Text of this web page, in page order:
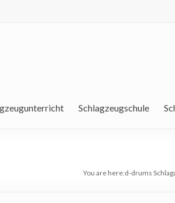
Schlagzeugschule
You are here:d-drums